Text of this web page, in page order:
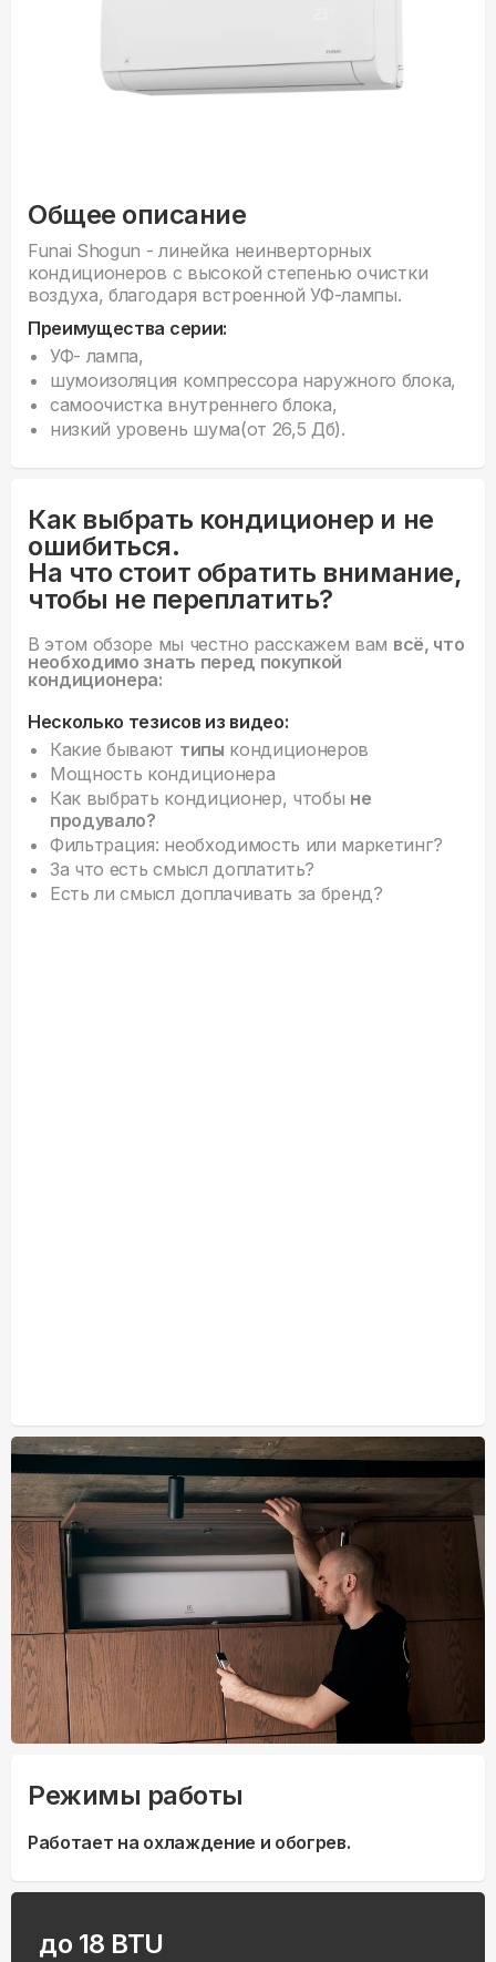
Общее описание
Funai Shogun - линейка неинверторных
кондиционеров с высокой степенью очистки
воздуха, благодаря встроенной УФ-лампы.
Преимущества серии:
УФ- лампа,
шумоизоляция компрессора наружного блока,
самоочистка внутреннего блока,
низкий уровень шума(от 26,5 Дб).
Как выбрать кондиционер и не
ошибиться.
На что стоит обратить внимание,
чтобы не переплатить?
В этом обзоре мы честно расскажем вам всё, что
необходимо знать перед покупкой
кондиционера:
Несколько тезисов из видео:
Какие бывают типы кондиционеров
Мощность кондиционера
Как выбрать кондиционер, чтобы не
продувало?
Фильтрация: необходимость или маркетинг?
За что есть смысл доплатить?
Есть ли смысл доплачивать за бренд?
Режимы работы
Работает на охлаждение и обогрев.
до 18 BTU